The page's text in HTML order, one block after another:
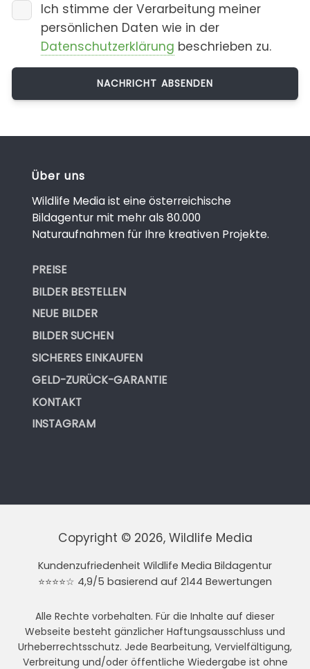
Ich stimme der Verarbeitung meiner
persönlichen Daten wie in der
Datenschutzerklärung beschrieben zu.
Über uns
Wildlife Media ist eine österreichische
Bildagentur mit mehr als 80.000
Naturaufnahmen für Ihre kreativen Projekte.
PREISE
BILDER BESTELLEN
NEUE BILDER
BILDER SUCHEN
SICHERES EINKAUFEN
GELD-ZURÜCK-GARANTIE
KONTAKT
INSTAGRAM
Copyright © 2026, Wildlife Media
Kundenzufriedenheit Wildlife Media Bildagentur
⭐⭐⭐⭐☆ 4,9/5 basierend auf 2144 Bewertungen
Alle Rechte vorbehalten. Für die Inhalte auf dieser
Webseite besteht gänzlicher Haftungsausschluss und
Urheberrechtsschutz. Jede Bearbeitung, Vervielfältigung,
Verbreitung und/oder öffentliche Wiedergabe ist ohne